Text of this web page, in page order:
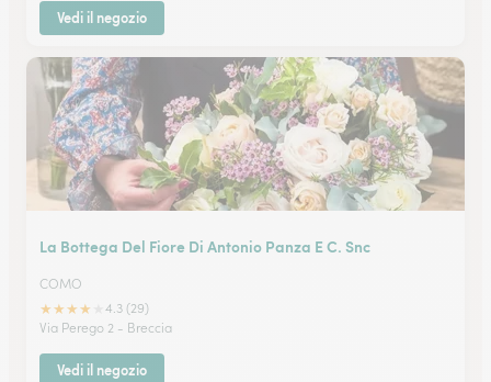
Vedi il negozio
La Bottega Del Fiore Di Antonio Panza E C. Snc
COMO
★★★★
4.3 (29)
Via Perego 2 - Breccia
Vedi il negozio